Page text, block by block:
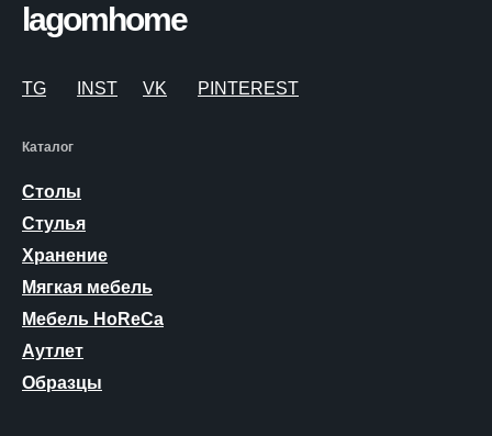
lagomhome
Каталог
Столы
Стулья
Хранение
Мягкая мебель
Мебель HoReCa
Аутлет
Образцы
TG INST VK PINTEREST